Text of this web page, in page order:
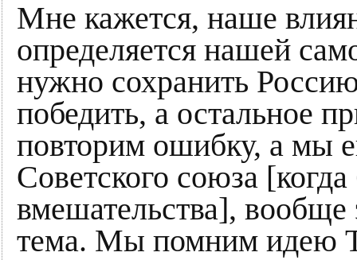
Мне кажется, наше
определяется нашей
нужно сохранить
победить, а остальное
повторим ошибку, а мы
Советского союза
вмешательства], вообще
тема. Мы помним идею